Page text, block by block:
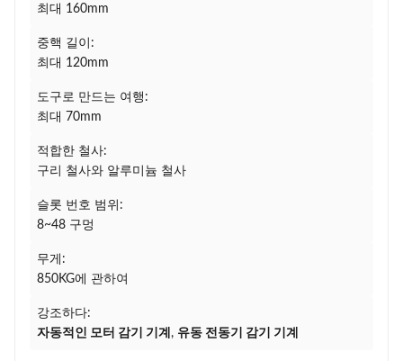
최대 160mm
중핵 길이:
최대 120mm
도구로 만드는 여행:
최대 70mm
적합한 철사:
구리 철사와 알루미늄 철사
슬롯 번호 범위:
8~48 구멍
무게:
850KG에 관하여
강조하다:
자동적인 모터 감기 기계 , 유동 전동기 감기 기계